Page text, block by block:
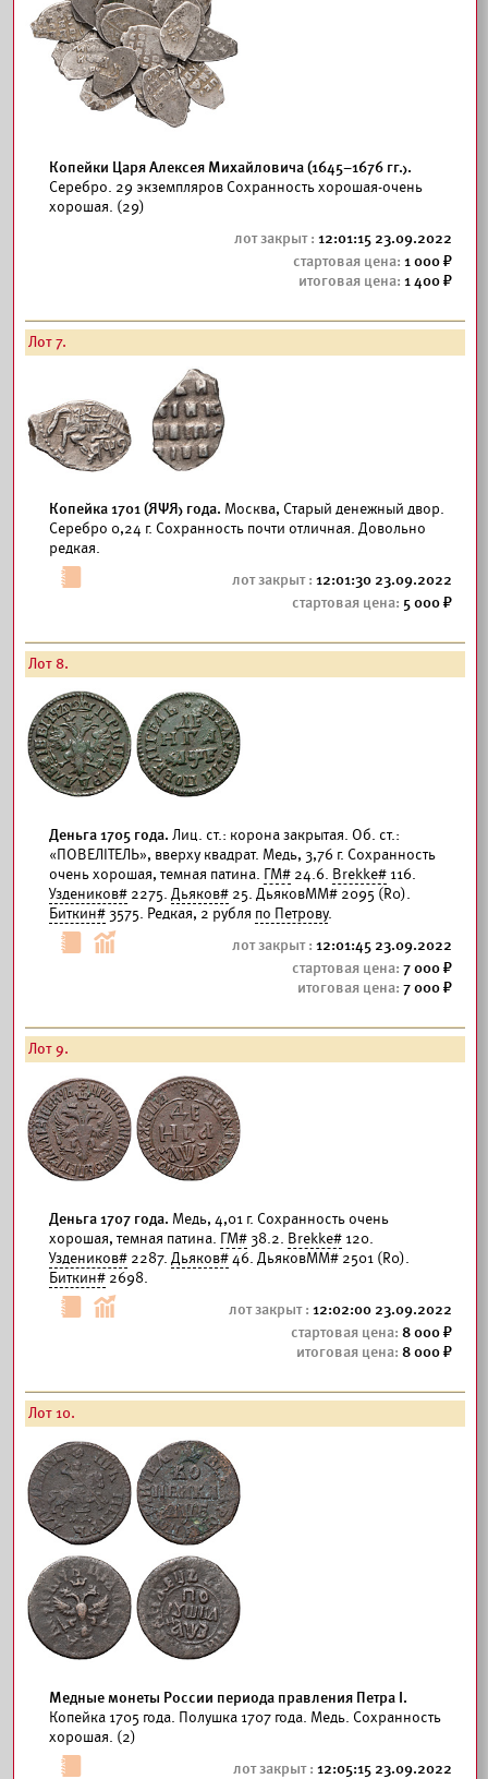
Копейки Царя Алексея Михайловича (1645–1676 гг.).
Серебро. 29 экземпляров Сохранность хорошая-очень
хорошая. (29)
12:01:15 23.09.2022
1 000
1 400
Лот 7.
Копейка 1701 (ЯΨЯ) года. Москва, Старый денежный двор.
Серебро 0,24 г. Сохранность почти отличная. Довольно
редкая.
12:01:30 23.09.2022
5 000
Лот 8.
Деньга 1705 года. Лиц. ст.: корона закрытая. Об. ст.:
«ПОВЕЛIТЕЛЬ», вверху квадрат. Медь, 3,76 г. Сохранность
очень хорошая, темная патина. ГМ# 24.6. Brekke# 116.
Уздеников# 2275. Дьяков# 25. ДьяковММ# 2095 (R0).
Биткин#3575. Редкая, 2 рубля по Петрову.
12:01:45 23.09.2022
7 000
7 000
Лот 9.
Деньга 1707 года. Медь, 4,01 г. Сохранность очень
хорошая, темная патина. ГМ#38.2. Brekke# 120.
Уздеников# 2287. Дьяков#46. ДьяковММ# 2501 (R0).
Биткин# 2698.
12:02:00 23.09.2022
8 000
8 000
Лот 10.
Медные монеты России периода правления Петра I.
Копейка 1705 года. Полушка 1707 года. Медь. Сохранность
хорошая. (2)
12:05:15 23.09.2022